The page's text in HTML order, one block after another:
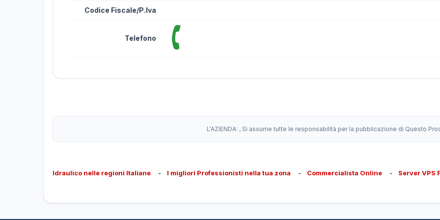
Codice Fiscale/P.Iva
Telefono
L'AZIENDA: , Si assume tutte le responsabilità per la pubblicazione di Questo
Idraulico nelle regioni Italiane - I migliori Professionisti nella tua zona - Commercialista Online - Server VPS